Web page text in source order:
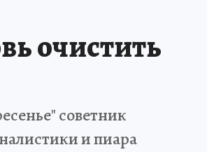
очистить
советник
и пиара